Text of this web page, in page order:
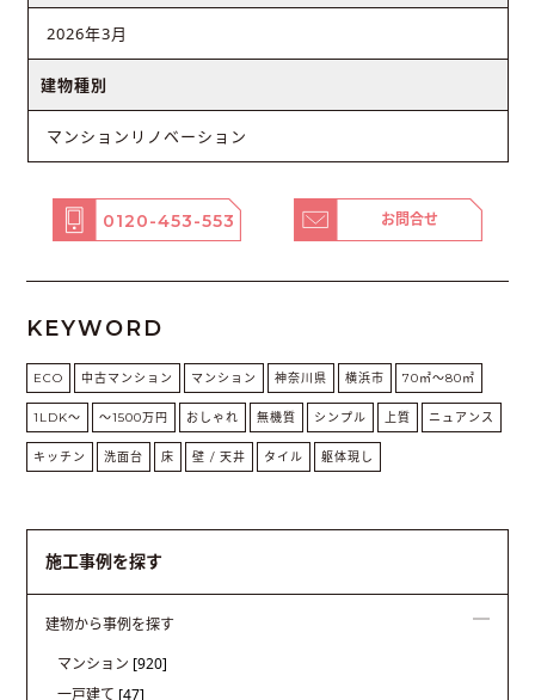
2026年3月
建物種別
マンションリノベーション
0120-453-553 お問合せ
KEYWORD
ECO 中古マンション マンション 神奈川県 横浜市 70㎡〜80㎡
1LDK〜 ～1500万円 おしゃれ 無機質 シンプル 上質 ニュアンス
キッチン 洗面台 床 壁 / 天井 タイル 躯体現し
施工事例を探す
建物から事例を探す
マンション [920]
一戸建て [47]